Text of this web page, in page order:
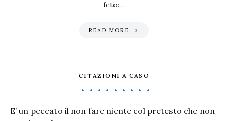
feto:…
READ MORE
CITAZIONI A CASO
E’ un peccato il non fare niente col pretesto che non